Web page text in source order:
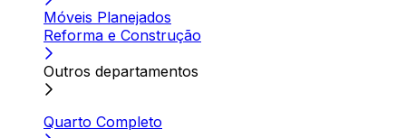
Móveis Planejados
Reforma e Construção
Outros departamentos
Quarto Completo